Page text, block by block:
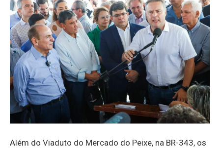
Além do Viaduto do Mercado do Peixe, na BR-343, os